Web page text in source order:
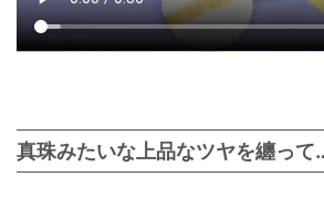
真珠みたいな上品なツヤを纏っ